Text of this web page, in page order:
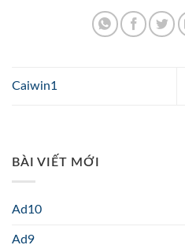
Caiwin1
BÀI VIẾT MỚI
Ad10
Ad9